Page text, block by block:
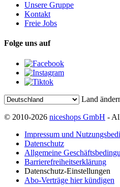
Unsere Gruppe
Kontakt
Freie Jobs
Folge uns auf
Land
© 2010-2026 niceshops GmbH -
Impressum und
Datenschutz
Allgemeine
Barrierefreiheitserklärung
Datenschutz-Einstellungen
Abo-Verträge hier kündigen